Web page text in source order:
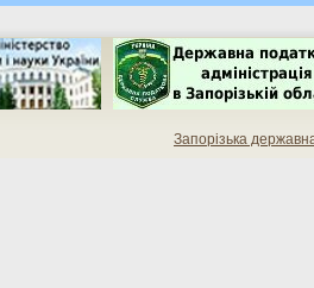
Запорiзька